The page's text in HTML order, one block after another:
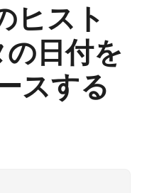
ヒスト
日付を
スする